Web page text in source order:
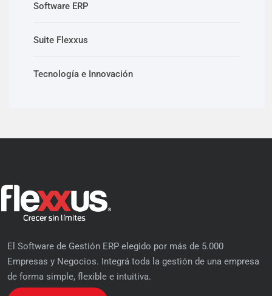
Software ERP
Suite Flexxus
Tecnología e Innovación
El Software de Gestión ERP elegido por más de 5.000
Empresas y Negocios. Integrá toda la gestión de una empresa
de forma simple, flexible e intuitiva.